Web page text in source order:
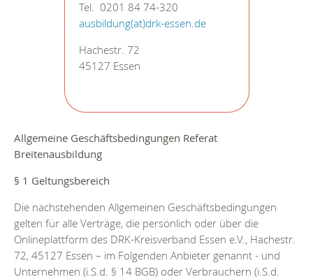
Tel. 0201 84 74-320
ausbildung(at)drk-essen.de
Hachestr. 72
45127 Essen
Allgemeine Geschäftsbedingungen Referat
Breitenausbildung
§ 1 Geltungsbereich
Die nachstehenden Allgemeinen Geschäftsbedingungen
gelten für alle Verträge, die persönlich oder über die
Onlineplattform des DRK-Kreisverband Essen e.V., Hachestr.
72, 45127 Essen – im Folgenden Anbieter genannt - und
Unternehmen (i.S.d. § 14 BGB) oder Verbrauchern (i.S.d.